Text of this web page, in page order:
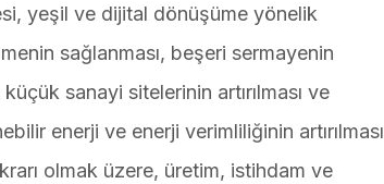
yeşil ve dijital dönüşüme yönelik
sağlanması, beşeri sermayenin
sanayi sitelerinin artırılması ve
enerji ve enerji verimliliğinin artırılması
olmak üzere, üretim, istihdam ve